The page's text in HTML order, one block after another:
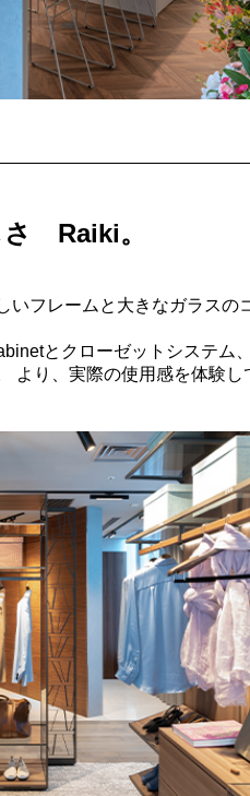
さ Raiki。
いフレームと大きなガラスの
とクローゼットシステム
より、実際の使用感を体験し